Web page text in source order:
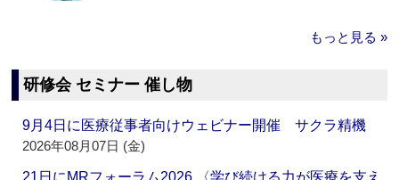
もっと見る »
研修会 セミナー 催し物
9月4日に医療従事者向けウェビナー開催 サクラ精機
2026年08月07日 (金)